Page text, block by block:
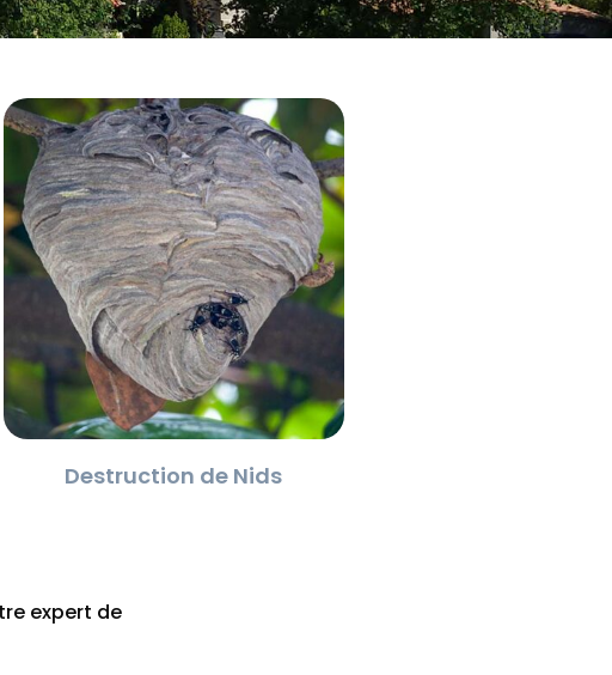
Destruction de Nids
expert de